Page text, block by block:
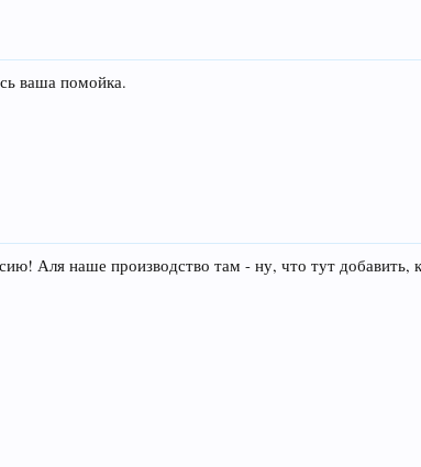
ваша помойка.
Аля наше производство там - ну, что тут добавить,